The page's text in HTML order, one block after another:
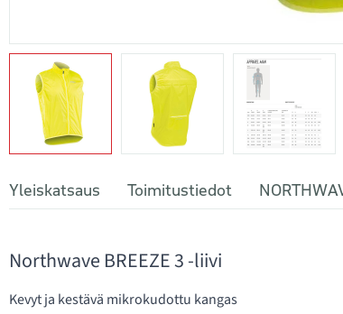
Yleiskatsaus Toimitustiedot
Northwave BREEZE 3 -liivi
Kevyt ja kestävä mikrokudottu kangas